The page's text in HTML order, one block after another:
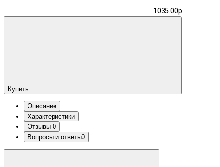
1035.00р.
Купить
Описание
Характеристики
Отзывы 0
Вопросы и ответы0